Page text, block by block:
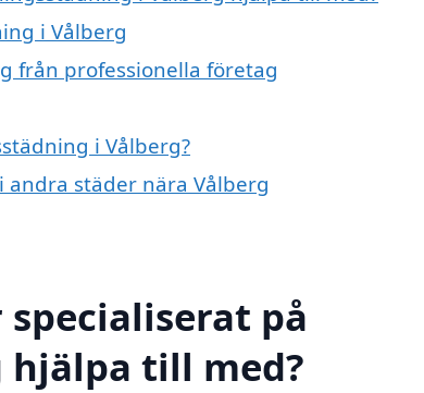
i Vålberg
från professionella företag
i Vålberg?
städer nära Vålberg
på
till med?